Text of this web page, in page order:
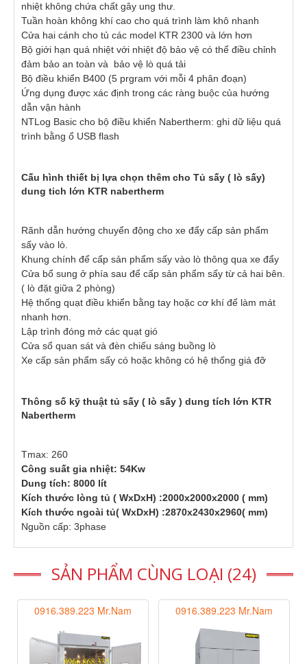
nhiệt không chứa chất gây ung thư.
Tuần hoàn không khí cao cho quá trình làm khô nhanh
Cửa hai cánh cho tủ các model KTR 2300 và lớn hơn
Bộ giới hạn quá nhiệt với nhiệt độ bảo vệ có thể điều chỉnh
đảm bảo an toàn và bảo vệ lò quá tải
Bộ điều khiển B400 (5 prgram với mỗi 4 phân đoạn)
Ứng dụng được xác định trong các ràng buộc của hướng
dẫn vận hành
NTLog Basic cho bộ điều khiển Nabertherm: ghi dữ liệu quá
trình bằng ổ USB flash
Cấu hình thiết bị lựa chọn thêm cho Tủ sấy ( lò sấy)
dung tich lớn KTR nabertherm
Rãnh dẫn hướng chuyển động cho xe đẩy cấp sản phẩm
sấy vào lò.
Khung chính để cấp sản phẩm sấy vào lò thông qua xe đẩy
Cửa bổ sung ở phía sau để cấp sản phẩm sấy từ cả hai bên.
( lò đặt giữa 2 phòng)
Hệ thống quạt điều khiển bằng tay hoặc cơ khí để làm mát
nhanh hơn.
Lập trình đóng mở các quạt gió
Cửa sổ quan sát và đèn chiếu sáng buồng lò
Xe cấp sản phẩm sấy có hoặc không có hệ thống giá đỡ
Thông số kỹ thuật tủ sấy ( lò sấy ) dung tích lớn KTR
Nabertherm
Tmax: 260
Công suất gia nhiệt: 54Kw
Dung tích: 8000 lít
Kích thước lòng tủ ( WxDxH) :2000x2000x2000 ( mm)
Kích thước ngoài tủ( WxDxH) :2870x2430x2960( mm)
Nguồn cấp: 3phase
SẢN PHẨM CÙNG LOẠI (24)
0916.389.223 Mr.Nam 0916.389.223 Mr.Nam